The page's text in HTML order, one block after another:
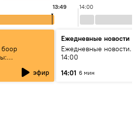
14:00
13:49
өнүгүү
эфир
Ежедневные новости
Ежедневные новости.
14:00
14:01 6 мин